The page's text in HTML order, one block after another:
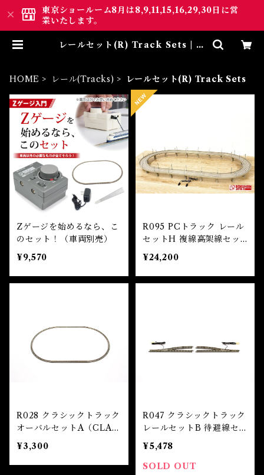
東京ショールーム8月は8,9,11,15,16,29,30日に営
業いたします。
レールセット(R) Track Sets | ロ
ョーティー
HOME レール(Tracks) レールセット(R) Track Sets
Zゲージを始めるなら、こ
のセット！（車両別売）
¥9,570
R095 PCトラック レール
セットH 複線高架線セッ
ト (PC TRACK Rail Set
H (Double Track Viadu
ct Set))
¥24,200
R028 クラシックトラック
オーバルセットA（CLAS
SIC TRACK Oval Set
A）
¥3,300
R047 クラシックトラック
レールセットB 待避線セ
ット (CLASSIC TRACK
Rail Set B (Siding Set))
¥5,478
SOLD OUT